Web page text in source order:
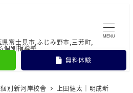
富士見市,ふじみ野市,三芳町,
個別指導塾
無料体験
MENU
別新河岸校舎
上田健太｜明成新